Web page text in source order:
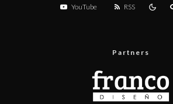
YouTube RSS
Partners